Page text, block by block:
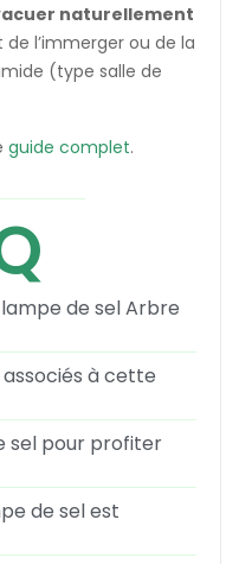
naturellement
l’immerger ou de la
(type salle de
guide complet.
de sel Arbre
à cette
sel pour profiter
de sel est